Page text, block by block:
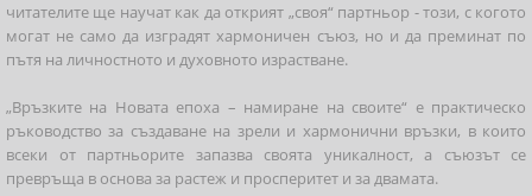
читателите ще научат как да открият „своя“ партньор - този, с когото
могат не само да изградят хармоничен съюз, но и да преминат по
пътя на личностното и духовното израстване.
„Връзките на Новата епоха – намиране на своите“ е практическо
ръководство за създаване на зрели и хармонични връзки, в които
всеки от партньорите запазва своята уникалност, а съюзът се
превръща в основа за растеж и просперитет и за двамата.